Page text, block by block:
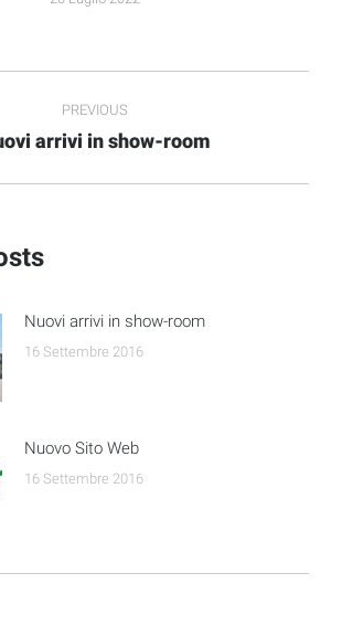
PREVIOUS
Previous
arrivi in show-room
Nuovi arrivi in show-room
16 Settembre 2016
Nuovo Sito Web
16 Settembre 2016